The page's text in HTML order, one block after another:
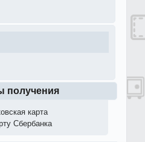
получения
карта
Сбербанка